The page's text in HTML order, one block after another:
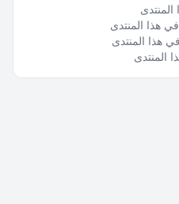
هذا المنتدى
هذا المنتدى
المنتدى